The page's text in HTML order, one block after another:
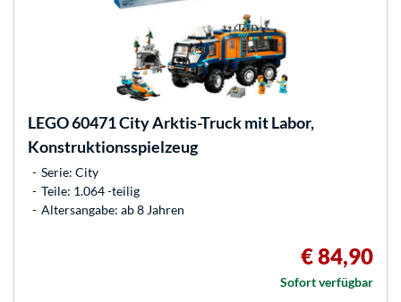
LEGO60471 City Arktis-Truck mit Labor,
Konstruktionsspielzeug
Serie: City
Teile: 1.064 -teilig
Altersangabe: ab 8 Jahren
€ 84,90
Sofort verfügbar